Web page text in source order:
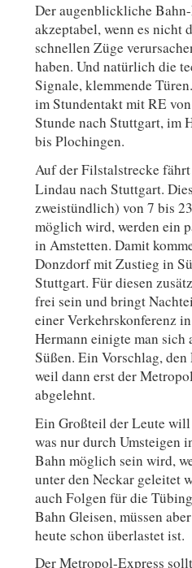
Der augenblickliche
akzeptabel, wenn es nicht
schnellen Züge
haben. Und natürlich die
Signale, klemmende
im Stundentakt mit RE
Stunde nach Stuttgart, im
bis Plochingen.
Auf der Filstalstrecke
Lindau nach Stuttgart.
zweistündlich) von 7 bis
möglich wird, werden ein
in Amstetten. Damit
Donzdorf mit Zustieg in
Stuttgart. Für diesen
frei sein und bringt
einer Verkehrskonferenz
Hermann einigte man
Süßen. Ein Vorschlag,
weil dann erst der
abgelehnt.
Ein Großteil der Leute
was nur durch Umsteigen
Bahn möglich sein wird,
unter den Neckar geleitet
auch Folgen für die
Bahn Gleisen, müssen
heute schon überlastet ist.
Der Metropol-Express